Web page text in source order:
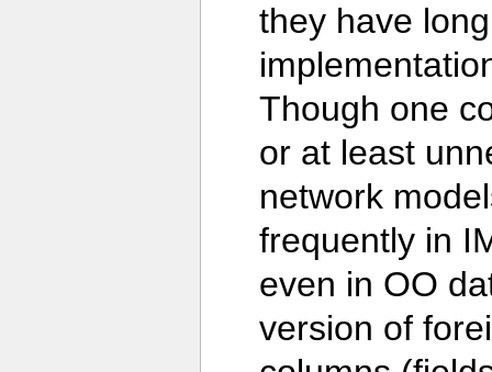
they have
Though one
or at least
network
frequently in
even in OO
version of